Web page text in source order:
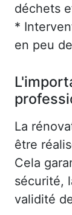
déchets
*
en peu
La
être
Cela
sécurité,
validité